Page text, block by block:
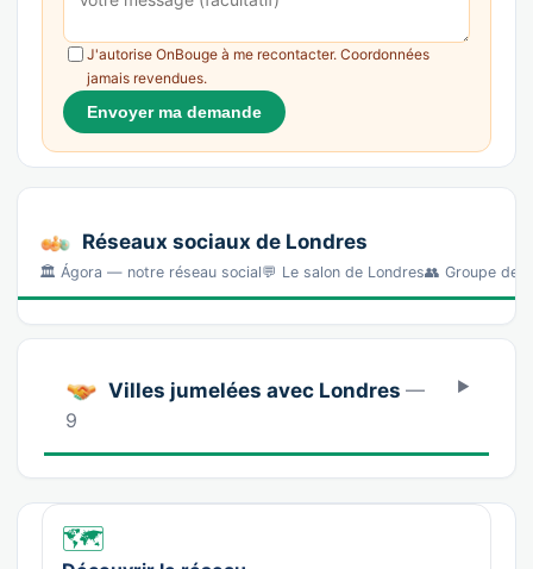
J'autorise OnBouge à me recontacter. Coordonnées
jamais revendues.
Envoyer ma demande
Réseaux sociaux de Londres
🏛️ Ágora — notre réseau social💬 Le salon de Londres👥 Groupe de
Villes jumelées avec Londres —
9
🗺️